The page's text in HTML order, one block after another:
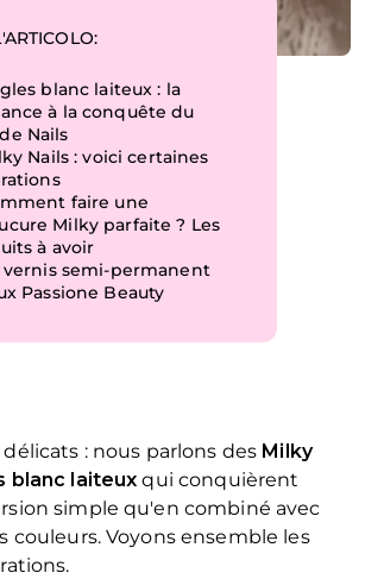
blanc laiteux : la
à la conquête du
Nails
Nails : voici certaines
faire une
Milky parfaite ? Les
à avoir
vernis semi-permanent
Passione Beauty
: nous parlons des Milky
blanc laiteux qui conquièrent
simple qu'en combiné avec
couleurs. Voyons ensemble les